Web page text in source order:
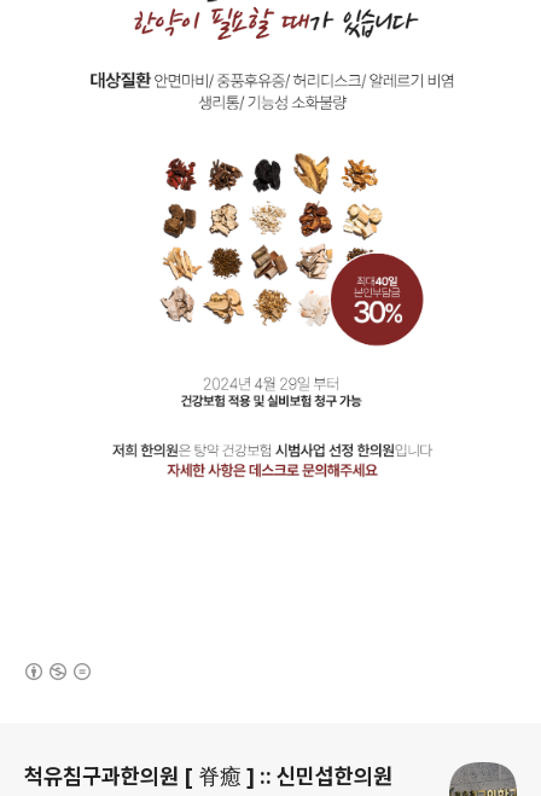
척유침구과한의원 [ 脊癒 ] :: 신민섭한의원